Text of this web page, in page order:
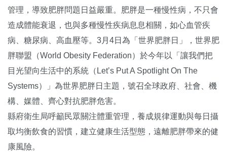
管理，導致肥胖問題日益嚴重。肥胖是一種慢性病，不只會
造成體能衰退，也與多種慢性疾病息息相關，如心血管疾
病、糖尿病、高血壓等。3月4日為「世界肥胖日」，世界肥
胖聯盟（World Obesity Federation）於今年以「讓我們把
目光望向生活中的系統（Let’s Put A Spotlight On The
Systems）」為世界肥胖日主題，號召全球政府、社會、機
構、媒體、齊心對抗肥胖危害。
縣府衛生局呼籲民眾關注體重管理，養成規律運動與每日攝
取均衡飲食的習慣，建立健康生活型態，遠離肥胖帶來的健
康風險。